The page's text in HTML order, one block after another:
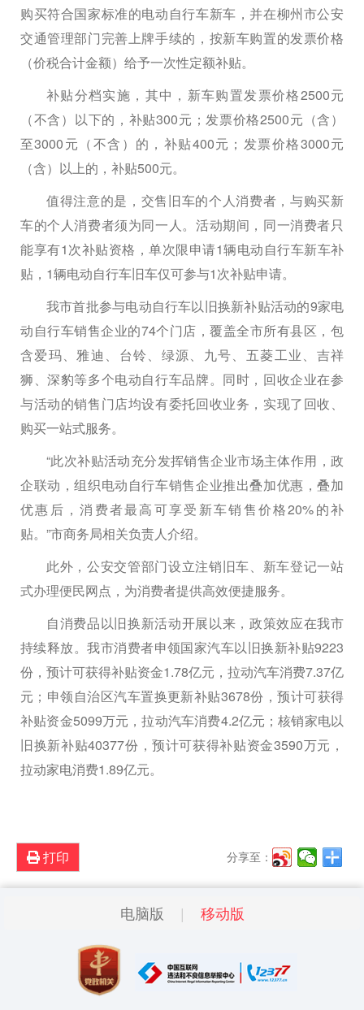
购买符合国家标准的电动自行车新车，并在柳州市公安
交通管理部门完善上牌手续的，按新车购置的发票价格
（价税合计金额）给予一次性定额补贴。
补贴分档实施，其中，新车购置发票价格2500元
（不含）以下的，补贴300元；发票价格2500元（含）
至3000元（不含）的，补贴400元；发票价格3000元
（含）以上的，补贴500元。
值得注意的是，交售旧车的个人消费者，与购买新
车的个人消费者须为同一人。活动期间，同一消费者只
能享有1次补贴资格，单次限申请1辆电动自行车新车补
贴，1辆电动自行车旧车仅可参与1次补贴申请。
我市首批参与电动自行车以旧换新补贴活动的9家电
动自行车销售企业的74个门店，覆盖全市所有县区，包
含爱玛、雅迪、台铃、绿源、九号、五菱工业、吉祥
狮、深豹等多个电动自行车品牌。同时，回收企业在参
与活动的销售门店均设有委托回收业务，实现了回收、
购买一站式服务。
“此次补贴活动充分发挥销售企业市场主体作用，政
企联动，组织电动自行车销售企业推出叠加优惠，叠加
优惠后，消费者最高可享受新车销售价格20%的补
贴。”市商务局相关负责人介绍。
此外，公安交管部门设立注销旧车、新车登记一站
式办理便民网点，为消费者提供高效便捷服务。
自消费品以旧换新活动开展以来，政策效应在我市
持续释放。我市消费者申领国家汽车以旧换新补贴9223
份，预计可获得补贴资金1.78亿元，拉动汽车消费7.37亿
元；申领自治区汽车置换更新补贴3678份，预计可获得
补贴资金5099万元，拉动汽车消费4.2亿元；核销家电以
旧换新补贴40377份，预计可获得补贴资金3590万元，
拉动家电消费1.89亿元。
打印 分享至：
电脑版 移动版